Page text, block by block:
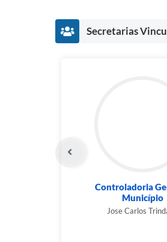
Secretarias
Controladoria
Município
Jose Carlos